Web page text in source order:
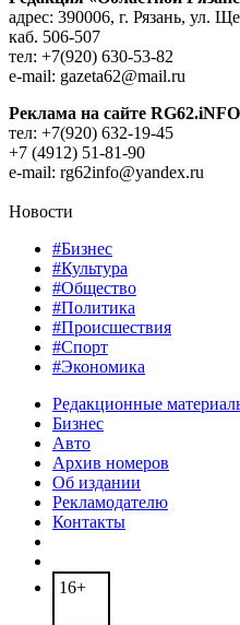
адрес: 390006, г. Рязань, ул.
каб. 506-507
тел: +7(920) 630-53-82
e-mail: gazeta62@mail.ru
Реклама на сайте
тел: +7(920) 632-19-45
+7 (4912) 51-81-90
e-mail: rg62info@yandex.ru
Новости
#Бизнес
#Культура
#Общество
#Политика
#Происшествия
#Спорт
#Экономика
Редакционные
Бизнес
Авто
Архив номеров
Об издании
Рекламодателю
Контакты
16+